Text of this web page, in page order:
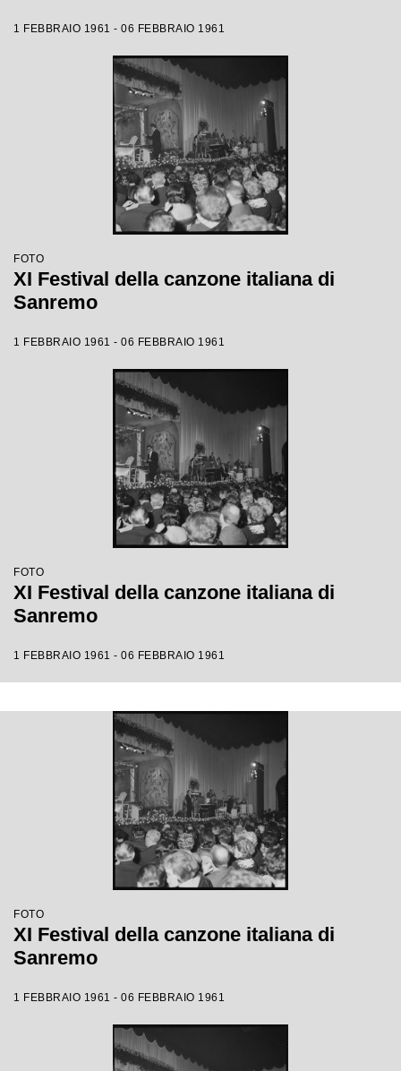
1 FEBBRAIO 1961 - 06 FEBBRAIO 1961
FOTO
XI Festival della canzone italiana di
Sanremo
1 FEBBRAIO 1961 - 06 FEBBRAIO 1961
FOTO
XI Festival della canzone italiana di
Sanremo
1 FEBBRAIO 1961 - 06 FEBBRAIO 1961
FOTO
XI Festival della canzone italiana di
Sanremo
1 FEBBRAIO 1961 - 06 FEBBRAIO 1961